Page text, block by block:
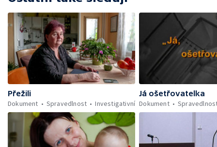
Přežili
Dokument
Spravedlnost Investigativní
Já ošetřovatelka
Dokument